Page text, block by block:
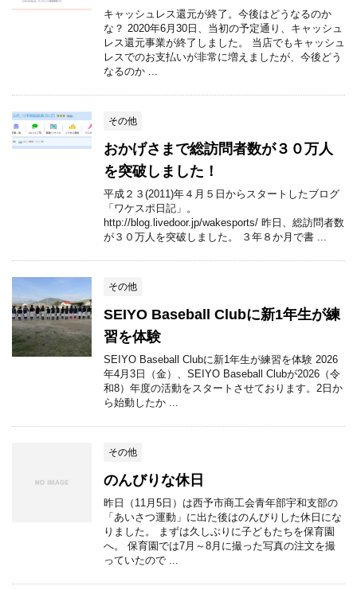
キャッシュレス還元が終了。今後はどうなるのか
な？ 2020年6月30日、当初の予定通り、キャッシュ
レス還元事業が終了しました。 当店でもキャッシュ
レスでのお支払いが非常に増えましたが、今後どう
なるのか ...
その他
おかげさまで総訪問者数が３０万人
を突破しました！
平成２３(2011)年４月５日からスタートしたブログ
「ワケスポ日記」。
http://blog.livedoor.jp/wakesports/ 昨日、総訪問者数
が３０万人を突破しました。 ３年８か月で書 ...
その他
SEIYO Baseball Clubに新1年生が練
習を体験
SEIYO Baseball Clubに新1年生が練習を体験 2026
年4月3日（金）、SEIYO Baseball Clubが2026（令
和8）年度の活動をスタートさせております。2日か
ら始動したか ...
その他
のんびりな休日
昨日（11月5日）は西予市商工会青年部宇和支部の
「あいさつ運動」に出た後はのんびりした休日にな
りました。 まずは久しぶりに子どもたちを保育園
へ。 保育園では7月～8月に撮った写真の注文を撮
っていたので ...